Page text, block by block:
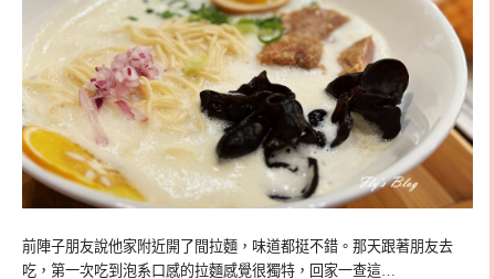
前陣子朋友說他家附近開了間拉麵，味道都挺不錯。那天跟著朋友去
吃，第一次吃到泡系口感的拉麵感覺很獨特，回家一查這…